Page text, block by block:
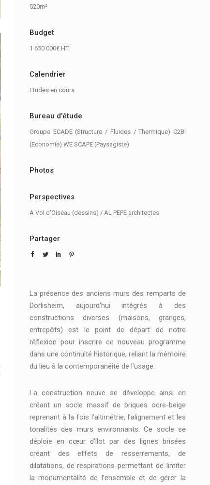
520m²
Budget
1 650 000€ HT
Calendrier
Etudes en cours
Bureau d'étude
Groupe ECADE (Structure / Fluides / Thermique) C2BI
(Economie) WE SCAPE (Paysagiste)
Photos
Perspectives
A Vol d'Oiseau (dessins) / AL PEPE architectes
Partager
La présence des anciens murs des remparts de
Dorlisheim, aujourd’hui intégrés à des
constructions diverses (maisons, granges,
entrepôts) est le point de départ de notre
réflexion pour inscrire ce nouveau programme
dans une continuité historique, reliant la mémoire
du lieu à la contemporanéité de l’usage.
La construction neuve se développe ainsi en
créant un socle massif de briques ocre-beige
reprenant à la fois l’altimétrie, l’alignement et les
tonalités des murs environnants. Ce socle se
déploie en cœur d’îlot par des lignes brisées
créant des effets de resserrements, de
dilatations, de respirations permettant de limiter
la monumentalité de l’ensemble et de gérer la